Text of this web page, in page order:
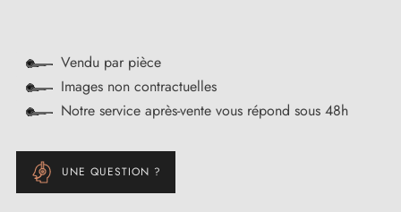
Vendu par pièce
Images non contractuelles
Notre service après-vente vous répond sous 48h
UNE QUESTION ?